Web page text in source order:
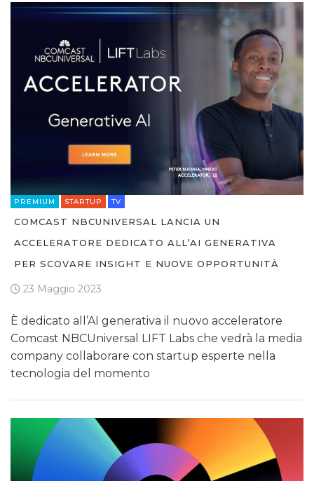
PREMIUM STARTUP TV
COMCAST NBCUNIVERSAL LANCIA UN
ACCELERATORE DEDICATO ALL’AI GENERATIVA
PER SCOVARE INSIGHT E NUOVE OPPORTUNITÀ
23 Maggio 2023
È dedicato all’AI generativa il nuovo acceleratore
Comcast NBCUniversal LIFT Labs che vedrà la media
company collaborare con startup esperte nella
tecnologia del momento